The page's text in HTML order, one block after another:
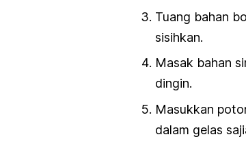
Tuang bahan
sisihkan.
Masak bahan
dingin.
Masukkan
dalam gelas